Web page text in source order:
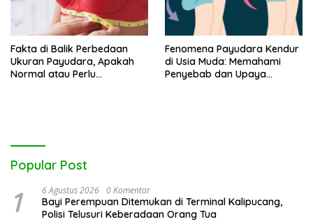
Fakta di Balik Perbedaan
Ukuran Payudara, Apakah
Normal atau Perlu
Fenomena Payudara Kendur
di Usia Muda: Memahami
Penyebab dan Upaya
Popular Post
1 6 Agustus 2026 0 Komentar
Bayi Perempuan Ditemukan di Terminal Kalipucang,
Polisi Telusuri Keberadaan Orang Tua